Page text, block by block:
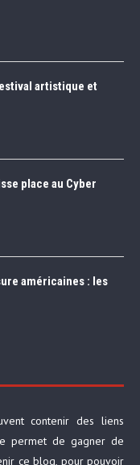
artistique et
place au Cyber
américaines : les
contenir des liens
permet de gagner de
ce blog, pour pouvoir